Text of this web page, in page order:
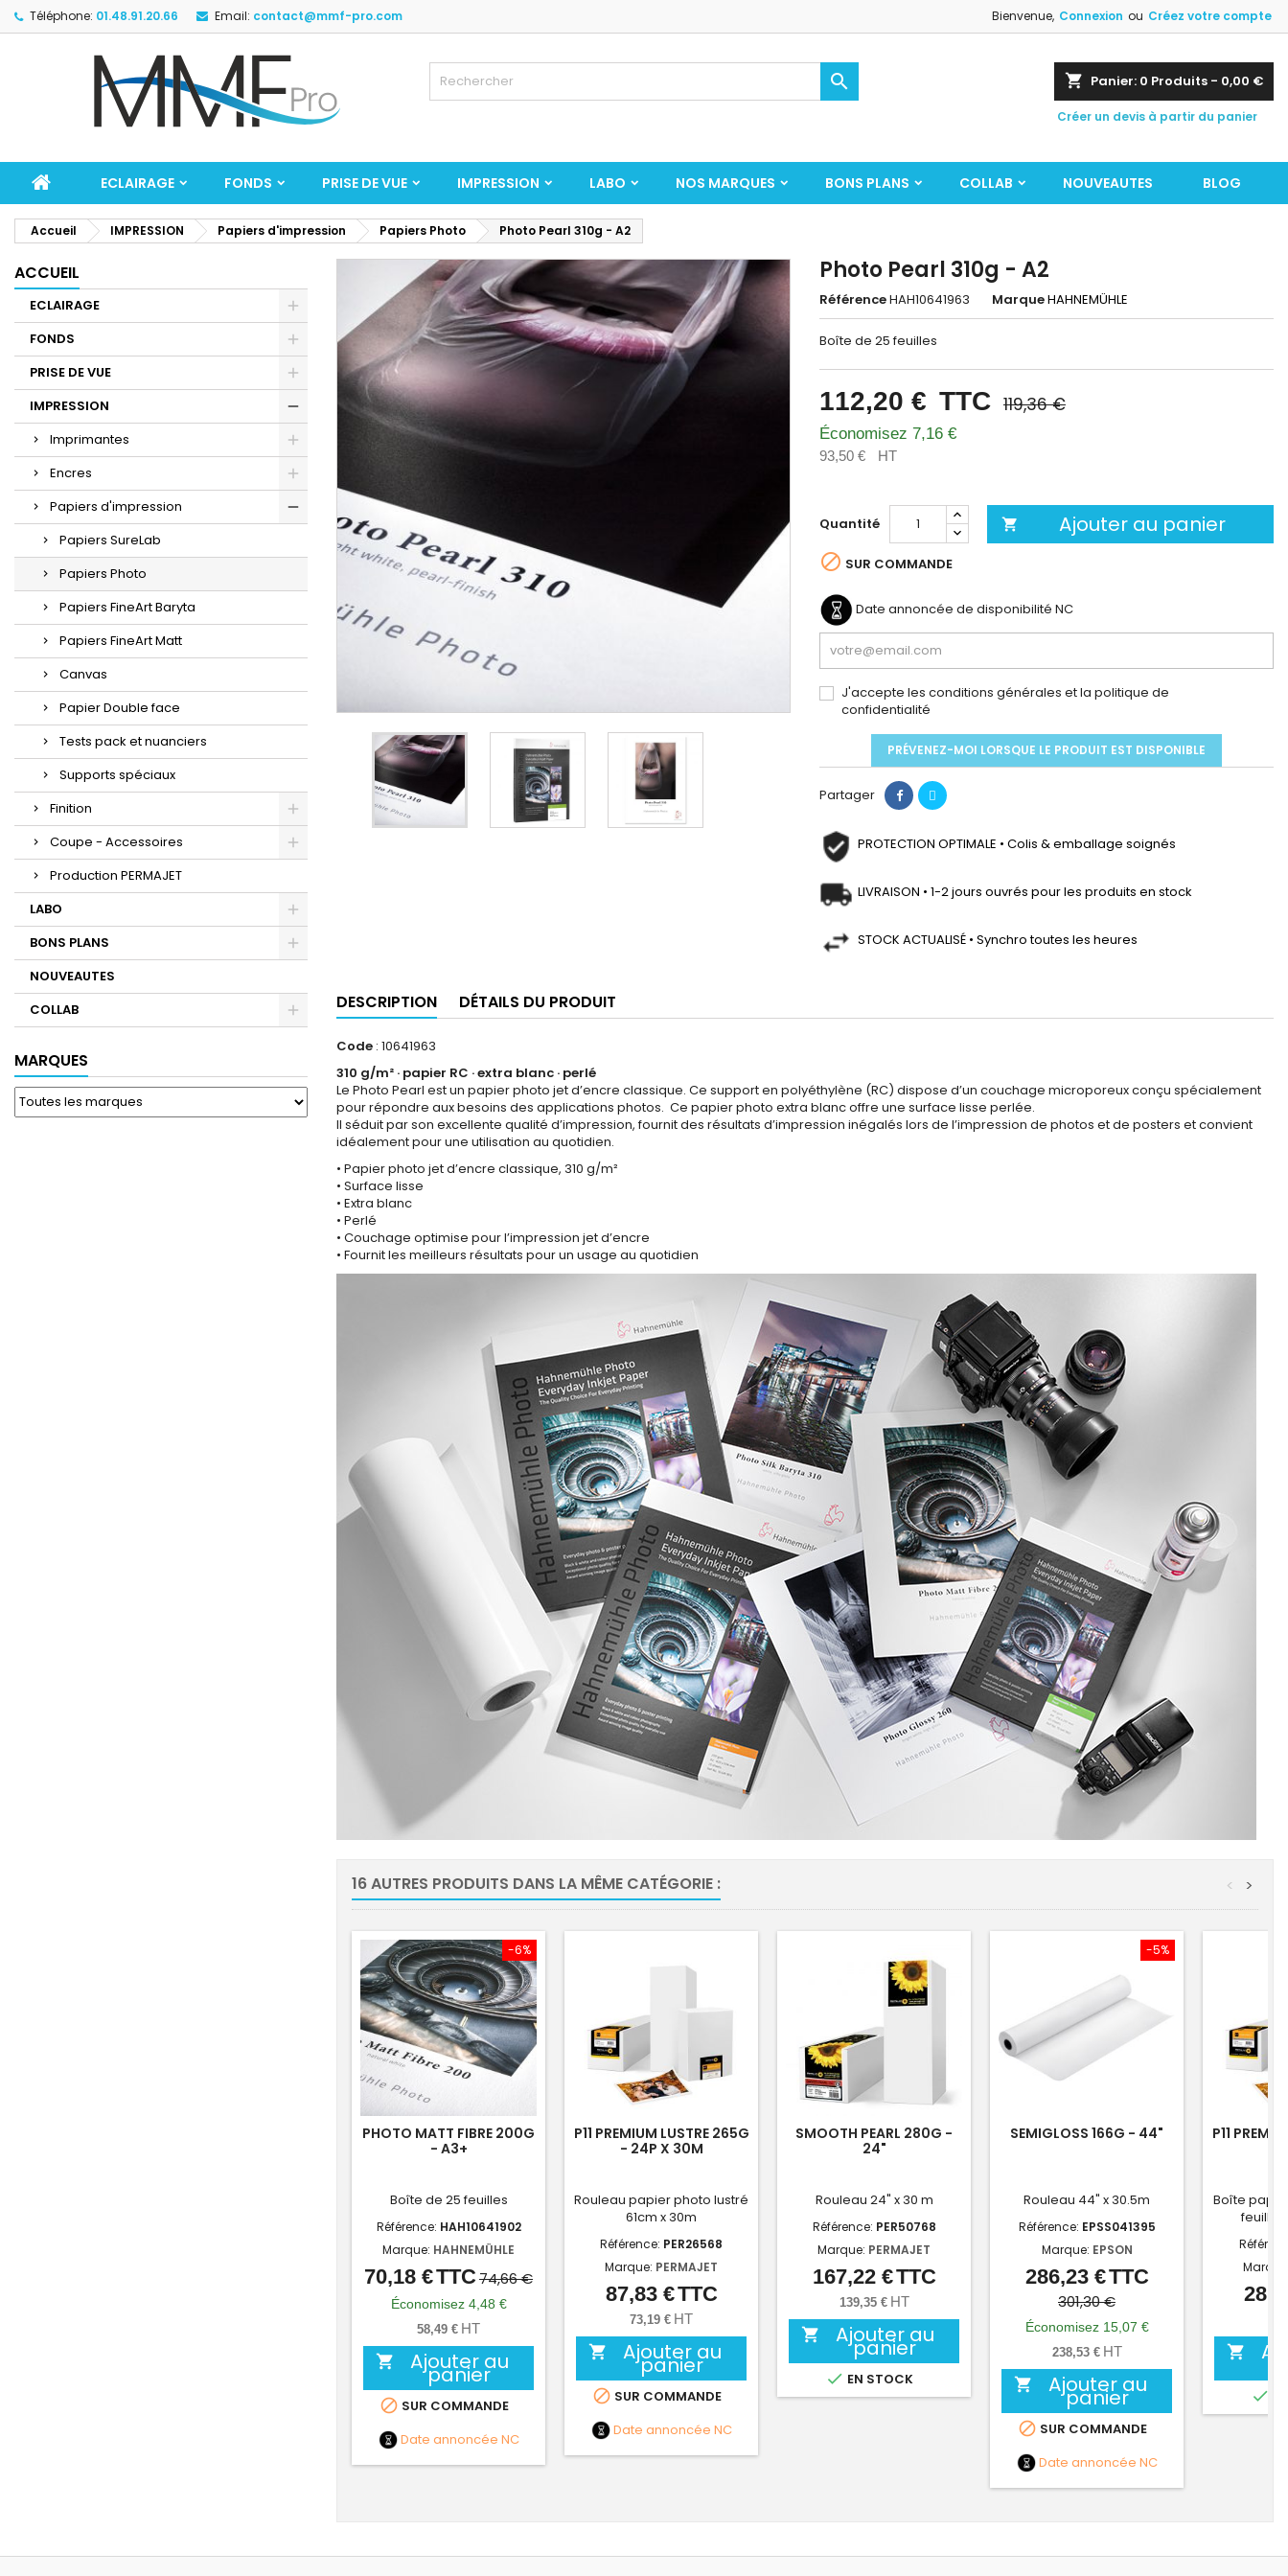
Téléphone: 01.48.91.20.66 Email: contact@mmf-pro.com Bienvenue, Connexion ou Créez votre compte
shopping_cart Panier: 0 Produits - 0,00 €
Créer un devis à partir du panier

ECLAIRAGE FONDS PRISE DE VUE IMPRESSION LABO NOS MARQUES BONS PLANS COLLAB NOUVEAUTES BLOG
Accueil IMPRESSION Papiers d'impression Papiers Photo Photo Pearl 310g - A2
ACCUEIL
ECLAIRAGE
FONDS
PRISE DE VUE
IMPRESSION
Imprimantes
Encres
Papiers d'impression
Papiers SureLab
Papiers Photo
Papiers FineArt Baryta
Papiers FineArt Matt
Canvas
Papier Double face
Tests pack et nuanciers
Supports spéciaux
Finition
Coupe - Accessoires
Production PERMAJET
LABO
BONS PLANS
NOUVEAUTES
COLLAB
MARQUES
Photo Pearl 310g - A2
RéférenceHAH10641963 MarqueHAHNEMÜHLE
Boîte de 25 feuilles
112,20 € TTC 119,36 €
Économisez 7,16 €
93,50 € HT
Quantité  Ajouter au panier
 SUR COMMANDE
Date annoncée de disponibilité NC
J'accepte les conditions générales et la politique de
confidentialité
PRÉVENEZ-MOI LORSQUE LE PRODUIT EST DISPONIBLE
Partager
PROTECTION OPTIMALE • Colis & emballage soignés
LIVRAISON • 1-2 jours ouvrés pour les produits en stock
STOCK ACTUALISÉ • Synchro toutes les heures
DESCRIPTION DÉTAILS DU PRODUIT
Code : 10641963
310 g/m² · papier RC · extra blanc · perlé
Le Photo Pearl est un papier photo jet d’encre classique. Ce support en polyéthylène (RC) dispose d’un couchage microporeux conçu spécialement
pour répondre aux besoins des applications photos. Ce papier photo extra blanc offre une surface lisse perlée.
Il séduit par son excellente qualité d’impression, fournit des résultats d’impression inégalés lors de l’impression de photos et de posters et convient
idéalement pour une utilisation au quotidien.
• Papier photo jet d’encre classique, 310 g/m²
• Surface lisse
• Extra blanc
• Perlé
• Couchage optimise pour l’impression jet d’encre
• Fournit les meilleurs résultats pour un usage au quotidien
16 AUTRES PRODUITS DANS LA MÊME CATÉGORIE : >
<
-6%
PHOTO MATT FIBRE 200G
- A3+
Boîte de 25 feuilles
Référence: HAH10641902
Marque: HAHNEMÜHLE
Prix
Prix
de
base
70,18 €TTC74,66 €
Économisez 4,48 €
58,49 € HT
 Ajouter au
panier
 SUR COMMANDE
Date annoncée NC
P11 PREMIUM LUSTRE 265G
- 24P X 30M
Rouleau papier photo lustré
61cm x 30m
Référence: PER26568
Marque: PERMAJET
Prix
87,83 €TTC
73,19 € HT
 Ajouter au
panier
 SUR COMMANDE
Date annoncée NC
SMOOTH PEARL 280G -
24"
Rouleau 24" x 30 m
Référence: PER50768
Marque: PERMAJET
Prix
167,22 €TTC
139,35 € HT
 Ajouter au
panier
 EN STOCK
-5%
SEMIGLOSS 166G - 44"
Rouleau 44" x 30.5m
Référence: EPSS041395
Marque: EPSON
Prix
Prix
de
base
286,23 €TTC
301,30 €
Économisez 15,07 €
238,53 € HT
 Ajouter au
panier
 SUR COMMANDE
Date annoncée NC
P11
Boîte
feuilles

